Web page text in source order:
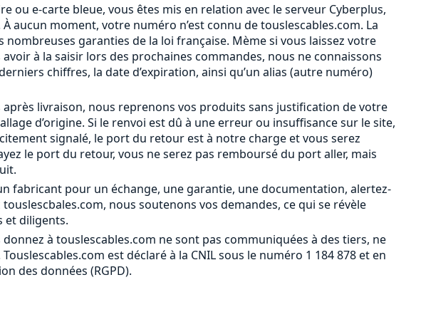
ou e-carte bleue, vous êtes mis en relation avec le serveur Cyberplus,
aucun moment, votre numéro n’est connu de touslescables.com. La
garanties de la loi française. Mème si vous laissez votre
à la saisir lors des prochaines commandes, nous ne connaissons
chiffres, la date d’expiration, ainsi qu’un alias (autre numéro)
après livraison, nous reprenons vos produits sans justification de votre
d’origine. Si le renvoi est dû à une erreur ou insuffisance sur le site,
signalé, le port du retour est à notre charge et vous serez
le port du retour, vous ne serez pas remboursé du port aller, mais
fabricant pour un échange, une garantie, une documentation, alertez-
nous soutenons vos demandes, ce qui se révèle
et diligents.
à touslescables.com ne sont pas communiquées à des tiers, ne
est déclaré à la CNIL sous le numéro 1 184 878 et en
des données (RGPD).